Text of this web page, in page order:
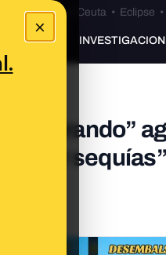
×
Ceuta•Bulos Ceuta • Eclipse •
“tirando”